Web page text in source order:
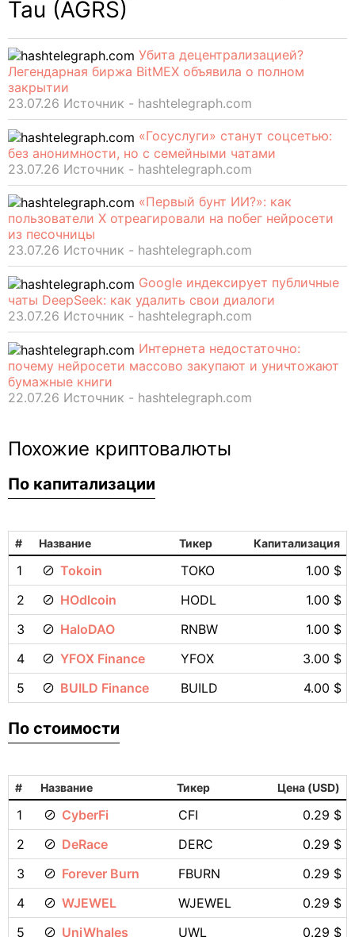
Tau (AGRS)
Убита децентрализацией?
Легендарная биржа BitMEX объявила о полном
закрытии
23.07.26 Источник - hashtelegraph.com
«Госуслуги» станут соцсетью:
без анонимности, но с семейными чатами
23.07.26 Источник - hashtelegraph.com
«Первый бунт ИИ?»: как
пользователи X отреагировали на побег нейросети
из песочницы
23.07.26 Источник - hashtelegraph.com
Google индексирует публичные
чаты DeepSeek: как удалить свои диалоги
23.07.26 Источник - hashtelegraph.com
Интернета недостаточно:
почему нейросети массово закупают и уничтожают
бумажные книги
22.07.26 Источник - hashtelegraph.com
Похожие криптовалюты
По капитализации
# Название Тикер Капитализация
1 Tokoin TOKO
1.00 $
2
HOdlcoin HODL
1.00 $
3
HaloDAO RNBW
1.00 $
4
YFOX Finance YFOX
3.00 $
5
BUILD Finance BUILD 4.00 $
По стоимости
# Название Тикер Цена (USD)
1 CyberFi CFI
0.29 $
2
DeRace DERC
0.29 $
3
Forever Burn FBURN
0.29 $
4
WJEWEL WJEWEL
0.29 $
5
UniWhales UWL 0.29 $